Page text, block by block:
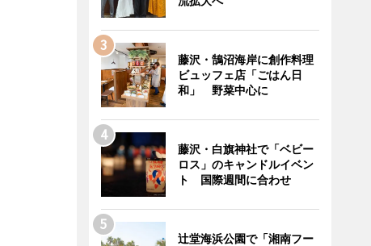
藤沢・鵠沼海岸に創作料理
ビュッフェ店「ごはん日
和」 野菜中心に
藤沢・白旗神社で「ベビー
ロス」のキャンドルイベン
ト 国際週間に合わせ
辻堂海浜公園で「湘南フー